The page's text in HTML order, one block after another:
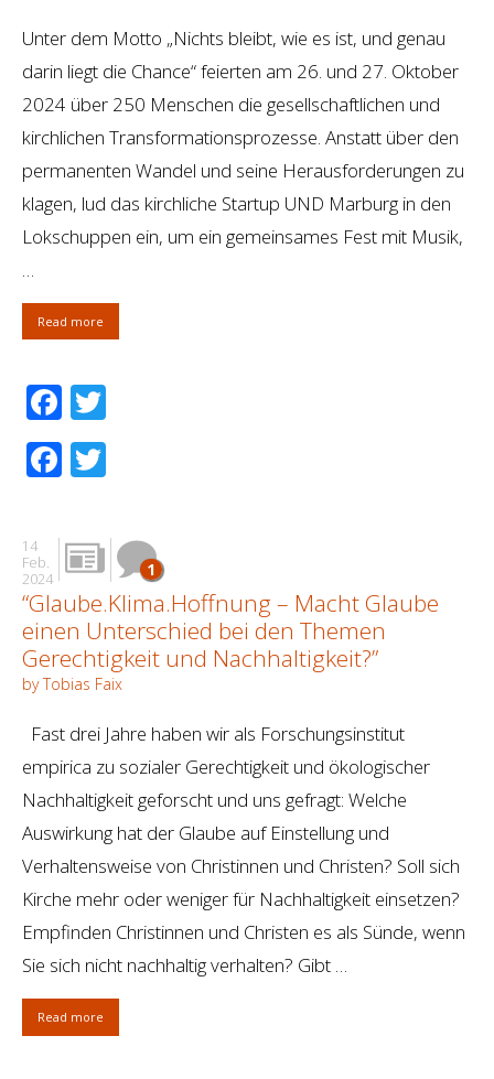
Unter dem Motto „Nichts bleibt, wie es ist, und genau
darin liegt die Chance“ feierten am 26. und 27. Oktober
2024 über 250 Menschen die gesellschaftlichen und
kirchlichen Transformationsprozesse. Anstatt über den
permanenten Wandel und seine Herausforderungen zu
klagen, lud das kirchliche Startup UND Marburg in den
Lokschuppen ein, um ein gemeinsames Fest mit Musik,
…
Read more
Facebook
Facebook
14
Feb.
2024
1
“Glaube.Klima.Hoffnung – Macht Glaube
einen Unterschied bei den Themen
Gerechtigkeit und Nachhaltigkeit?”
by Tobias Faix
Fast drei Jahre haben wir als Forschungsinstitut
empirica zu sozialer Gerechtigkeit und ökologischer
Nachhaltigkeit geforscht und uns gefragt: Welche
Auswirkung hat der Glaube auf Einstellung und
Verhaltensweise von Christinnen und Christen? Soll sich
Kirche mehr oder weniger für Nachhaltigkeit einsetzen?
Empfinden Christinnen und Christen es als Sünde, wenn
Sie sich nicht nachhaltig verhalten? Gibt …
Read more